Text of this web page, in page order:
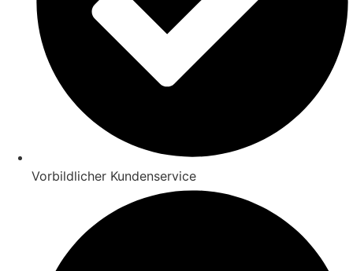
Vorbildlicher Kundenservice